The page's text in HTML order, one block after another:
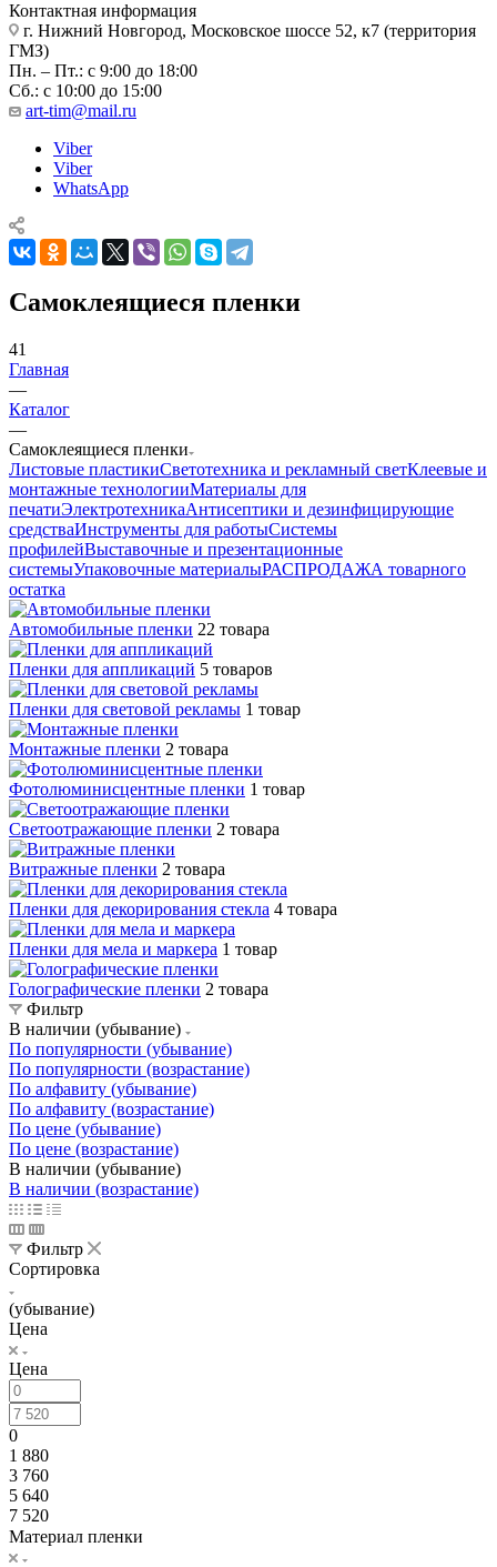
Контактная информация
г. Нижний Новгород, Московское шоссе 52, к7 (территория
ГМЗ)
Пн. – Пт.: с 9:00 до 18:00
Сб.: с 10:00 до 15:00
art-tim@mail.ru
Viber
Viber
WhatsApp
Самоклеящиеся пленки
41
Главная
—
Каталог
—
Самоклеящиеся пленки
Листовые пластикиСветотехника и рекламный светКлеевые и
монтажные технологииМатериалы для
печатиЭлектротехникаАнтисептики и дезинфицирующие
средстваИнструменты для работыСистемы
профилейВыставочные и презентационные
системыУпаковочные материалыРАСПРОДАЖА товарного
остатка
Автомобильные пленки 22 товара
Пленки для аппликаций 5 товаров
Пленки для световой рекламы 1 товар
Монтажные пленки 2 товара
Фотолюминисцентные пленки 1 товар
Светоотражающие пленки 2 товара
Витражные пленки 2 товара
Пленки для декорирования стекла 4 товара
Пленки для мела и маркера 1 товар
Голографические пленки 2 товара
Фильтр
В наличии (убывание)
По популярности (убывание)
По популярности (возрастание)
По алфавиту (убывание)
По алфавиту (возрастание)
По цене (убывание)
По цене (возрастание)
В наличии (убывание)
В наличии (возрастание)
Фильтр
Сортировка
(убывание)
Цена
Цена
0
1 880
3 760
5 640
7 520
Материал пленки